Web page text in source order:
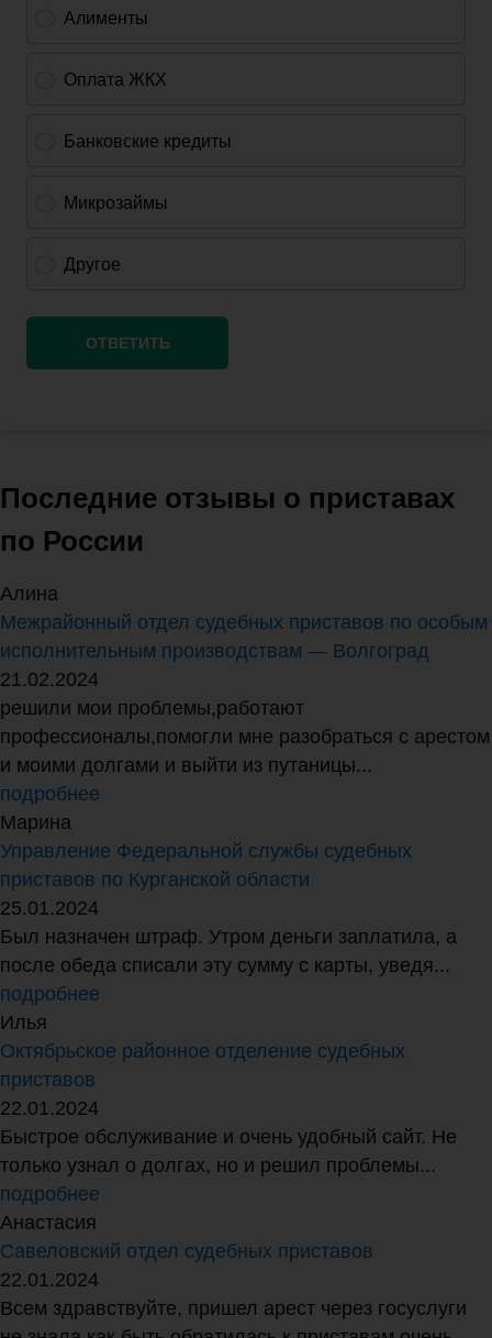
Последние отзывы о приставах
по России
Алина
Межрайонный отдел судебных приставов по особым
исполнительным производствам — Волгоград
21.02.2024
решили мои проблемы,работают
профессионалы,помогли мне разобраться с арестом
и моими долгами и выйти из путаницы...
подробнее
Марина
Управление Федеральной службы судебных
приставов по Курганской области
25.01.2024
Был назначен штраф. Утром деньги заплатила, а
после обеда списали эту сумму с карты, уведя...
подробнее
Илья
Октябрьское районное отделение судебных
приставов
22.01.2024
Быстрое обслуживание и очень удобный сайт. Не
только узнал о долгах, но и решил проблемы...
подробнее
Анастасия
Савеловский отдел судебных приставов
22.01.2024
Всем здравствуйте, пришел арест через госуслуги